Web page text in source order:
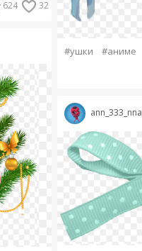
624 32
#ушки #аниме
ann_333_nna